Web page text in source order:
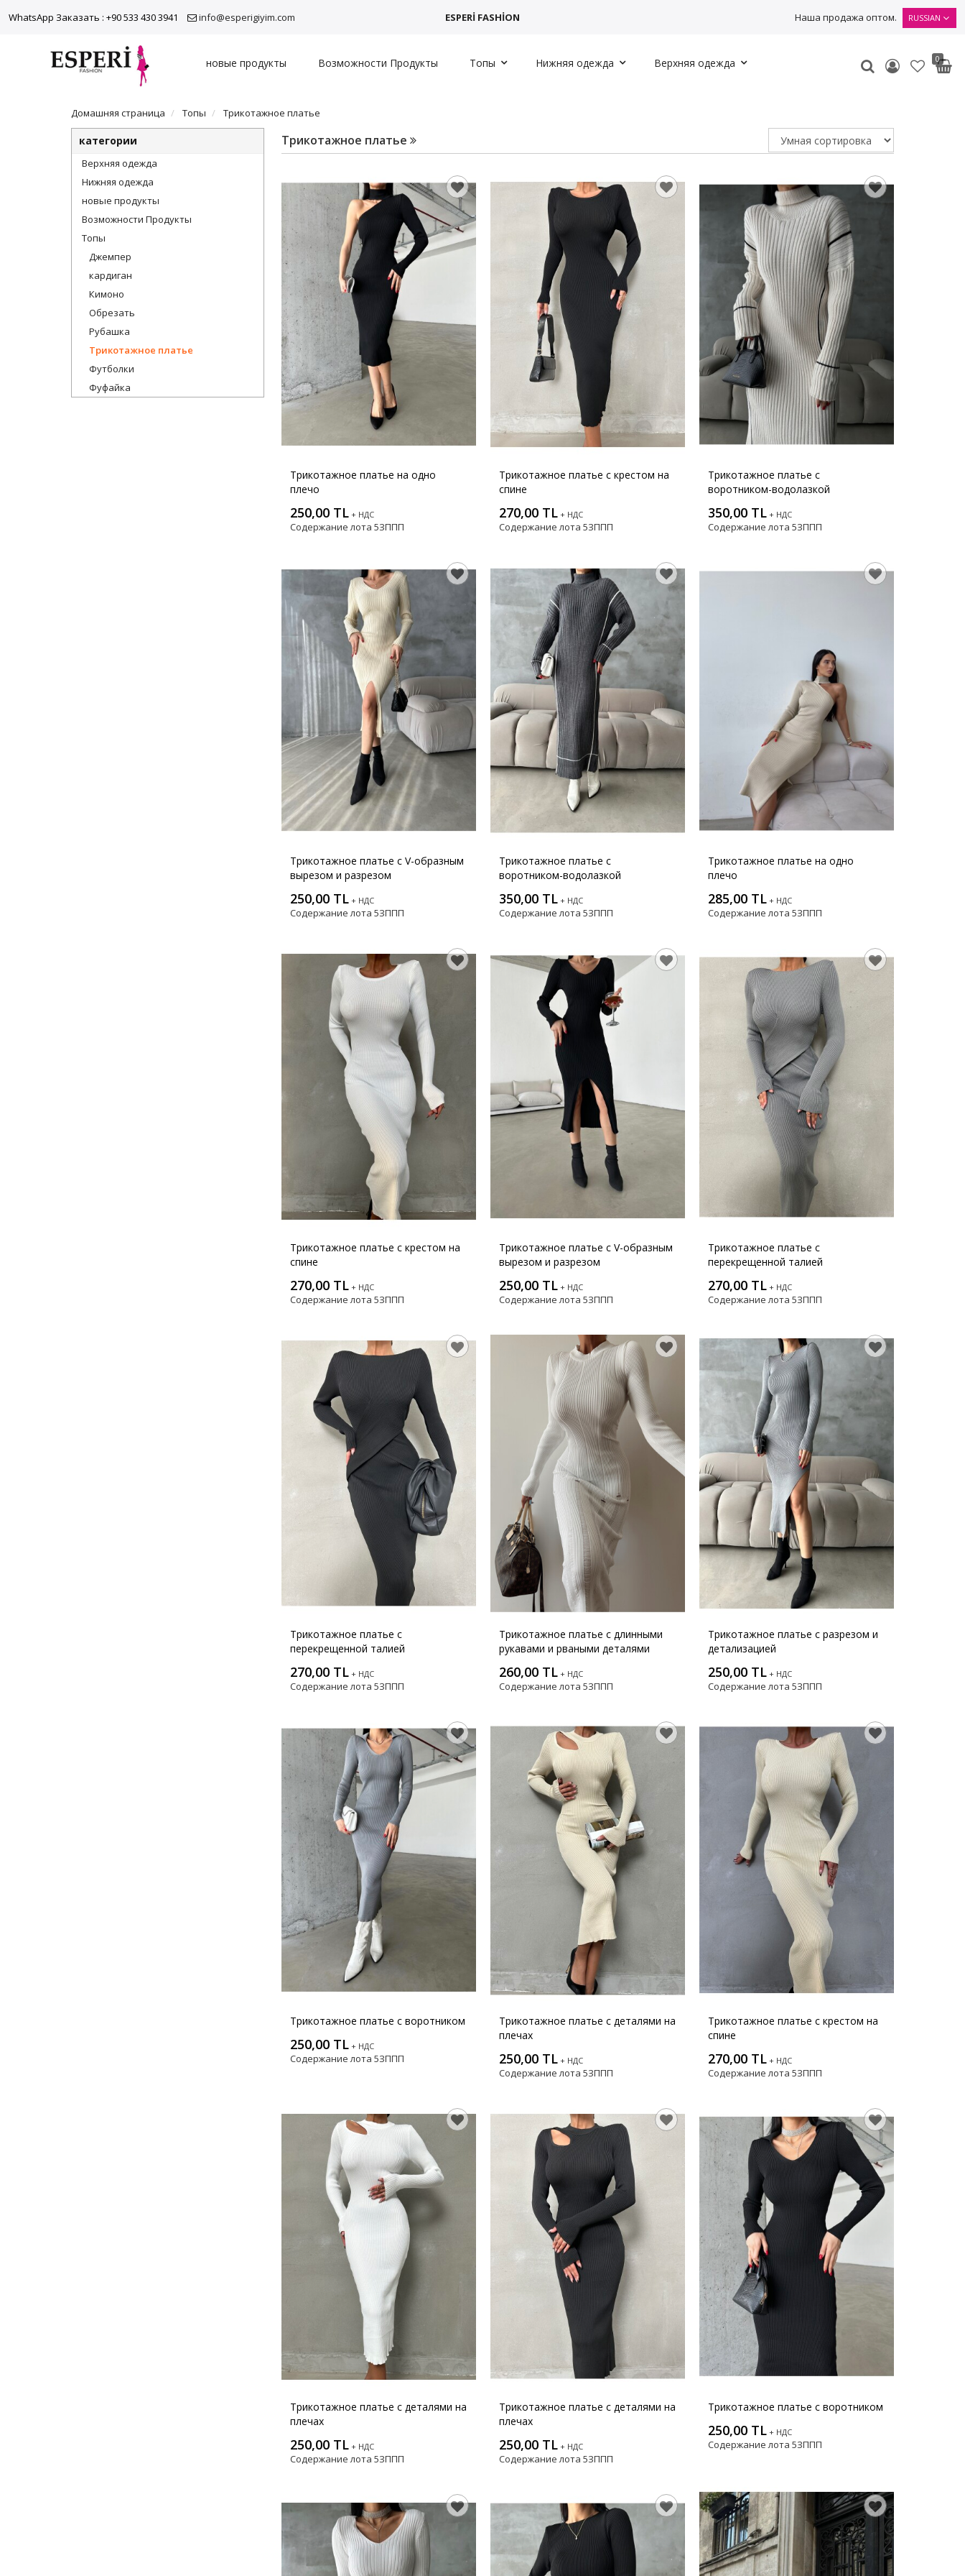
WhatsApp Заказать : +90 533 430 3941 info@esperigiyim.com ESPERİ FASHİON Наша продажа оптом. RUSSIAN
новые продукты Возможности Продукты Топы Нижняя одежда Верхняя одежда 0
Домашняя страница Топы Трикотажное платье
категории
Верхняя одежда
Нижняя одежда
новые продукты
Возможности Продукты
Топы
Джемпер
кардиган
Кимоно
Обрезать
Рубашка
Трикотажное платье
Футболки
Фуфайка
Трикотажное платье
Трикотажное платье на одно
плечо
250,00 TL + НДС
Содержание лота 5ЗППП
Трикотажное платье с крестом на
спине
270,00 TL + НДС
Содержание лота 5ЗППП
Трикотажное платье с
воротником-водолазкой
350,00 TL + НДС
Содержание лота 5ЗППП
Трикотажное платье с V-образным
вырезом и разрезом
250,00 TL + НДС
Содержание лота 5ЗППП
Трикотажное платье с
воротником-водолазкой
350,00 TL + НДС
Содержание лота 5ЗППП
Трикотажное платье на одно
плечо
285,00 TL + НДС
Содержание лота 5ЗППП
Трикотажное платье с крестом на
спине
270,00 TL + НДС
Содержание лота 5ЗППП
Трикотажное платье с V-образным
вырезом и разрезом
250,00 TL + НДС
Содержание лота 5ЗППП
Трикотажное платье с
перекрещенной талией
270,00 TL + НДС
Содержание лота 5ЗППП
Трикотажное платье с
перекрещенной талией
270,00 TL + НДС
Содержание лота 5ЗППП
Трикотажное платье с длинными
рукавами и рваными деталями
260,00 TL + НДС
Содержание лота 5ЗППП
Трикотажное платье с разрезом и
детализацией
250,00 TL + НДС
Содержание лота 5ЗППП
Трикотажное платье с воротником
250,00 TL + НДС
Содержание лота 5ЗППП
Трикотажное платье с деталями на
плечах
250,00 TL + НДС
Содержание лота 5ЗППП
Трикотажное платье с крестом на
спине
270,00 TL + НДС
Содержание лота 5ЗППП
Трикотажное платье с деталями на
плечах
250,00 TL + НДС
Содержание лота 5ЗППП
Трикотажное платье с деталями на
плечах
250,00 TL + НДС
Содержание лота 5ЗППП
Трикотажное платье с воротником
250,00 TL + НДС
Содержание лота 5ЗППП